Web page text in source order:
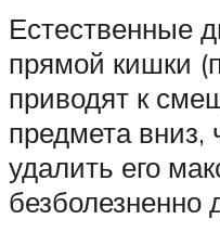
Естественные
прямой кишки
приводят к
предмета вниз,
удалить его
безболезненно